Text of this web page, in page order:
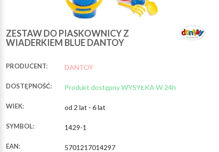
ZESTAW DO PIASKOWNICY Z
WIADERKIEM BLUE DANTOY
PRODUCENT: DANTOY
DOSTĘPNOŚĆ: Produkt dostępny WYSYŁKA W 24h
WIEK: od 2 lat - 6 lat
SYMBOL: 1429-1
EAN: 5701217014297